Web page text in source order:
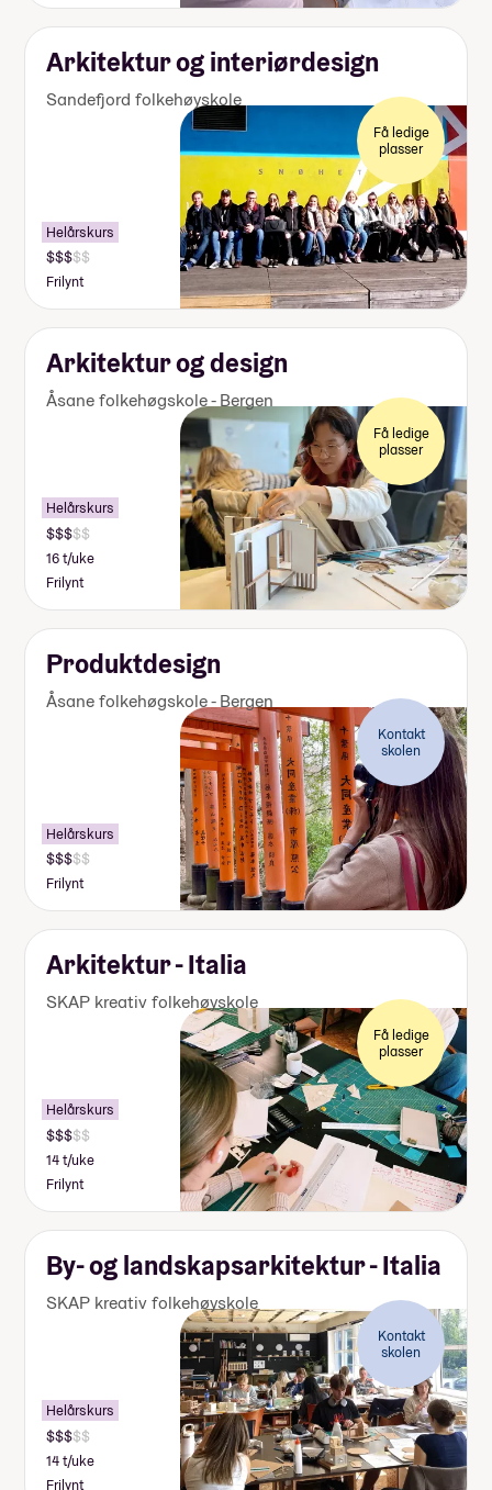
Arkitektur og interiørdesign
Sandefjord folkehøyskole
Få ledige
plasser
Helårskurs
Frilynt
Arkitektur og design
Åsane folkehøgskole - Bergen
Få ledige
plasser
Helårskurs
16 t/uke
Frilynt
Produktdesign
Åsane folkehøgskole - Bergen
Kontakt
skolen
Helårskurs
Frilynt
Arkitektur - Italia
SKAP kreativ folkehøyskole
Få ledige
plasser
Helårskurs
14 t/uke
Frilynt
By- og landskapsarkitektur - Italia
SKAP kreativ folkehøyskole
Kontakt
skolen
Helårskurs
14 t/uke
Frilynt